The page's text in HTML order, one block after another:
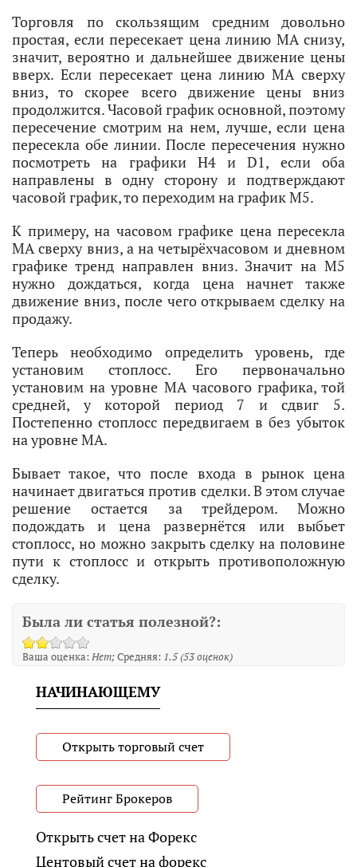
Торговля по скользящим средним довольно
простая, если пересекает цена линию МА снизу,
значит, вероятно и дальнейшее движение цены
вверх. Если пересекает цена линию MA сверху
вниз, то скорее всего движение цены вниз
продолжится. Часовой график основной, поэтому
пересечение смотрим на нем, лучше, если цена
пересекла обе линии. После пересечения нужно
посмотреть на графики H4 и D1, если оба
направлены в одну сторону и подтверждают
часовой график, то переходим на график M5.
К примеру, на часовом графике цена пересекла
MA сверху вниз, а на четырёхчасовом и дневном
графике тренд направлен вниз. Значит на M5
нужно дождаться, когда цена начнет также
движение вниз, после чего открываем сделку на
продажу.
Теперь необходимо определить уровень, где
установим стоплосс. Его первоначально
установим на уровне МА часового графика, той
средней, у которой период 7 и сдвиг 5.
Постепенно стоплосс передвигаем в без убыток
на уровне MA.
Бывает такое, что после входа в рынок цена
начинает двигаться против сделки. В этом случае
решение остается за трейдером. Можно
подождать и цена развернётся или выбьет
стоплосс, но можно закрыть сделку на половине
пути к стоплосс и открыть противоположную
сделку.
Была ли статья полезной?:
Ваша оценка: Нет Средняя: 1.5(53оценок)
НАЧИНАЮЩЕМУ
Открыть торговый счет
Рейтинг Брокеров
Открыть счет на Форекс
Центовый счет на форекс